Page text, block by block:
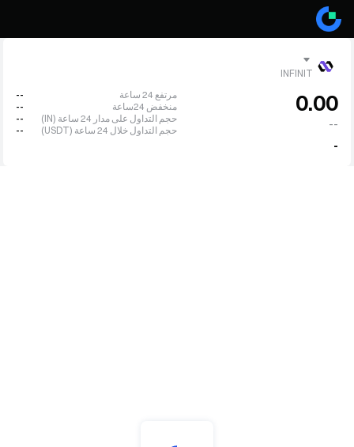
INFINIT
0.00
--
-
مرتفع 24 ساعة
--
منخفض 24ساعة
--
حجم التداول على مدار 24 ساعة (IN)
--
حجم التداول خلال 24 ساعة (USDT)
--